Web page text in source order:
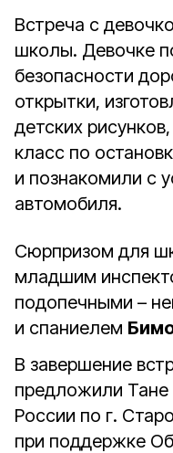
Встреча с
школы. Девочке
безопасности
открытки,
детских
класс по
и познакомили с
автомобиля.
Сюрпризом для
младшим
подопечными –
и спаниелем
В завершение
предложили
России по г.
при поддержке